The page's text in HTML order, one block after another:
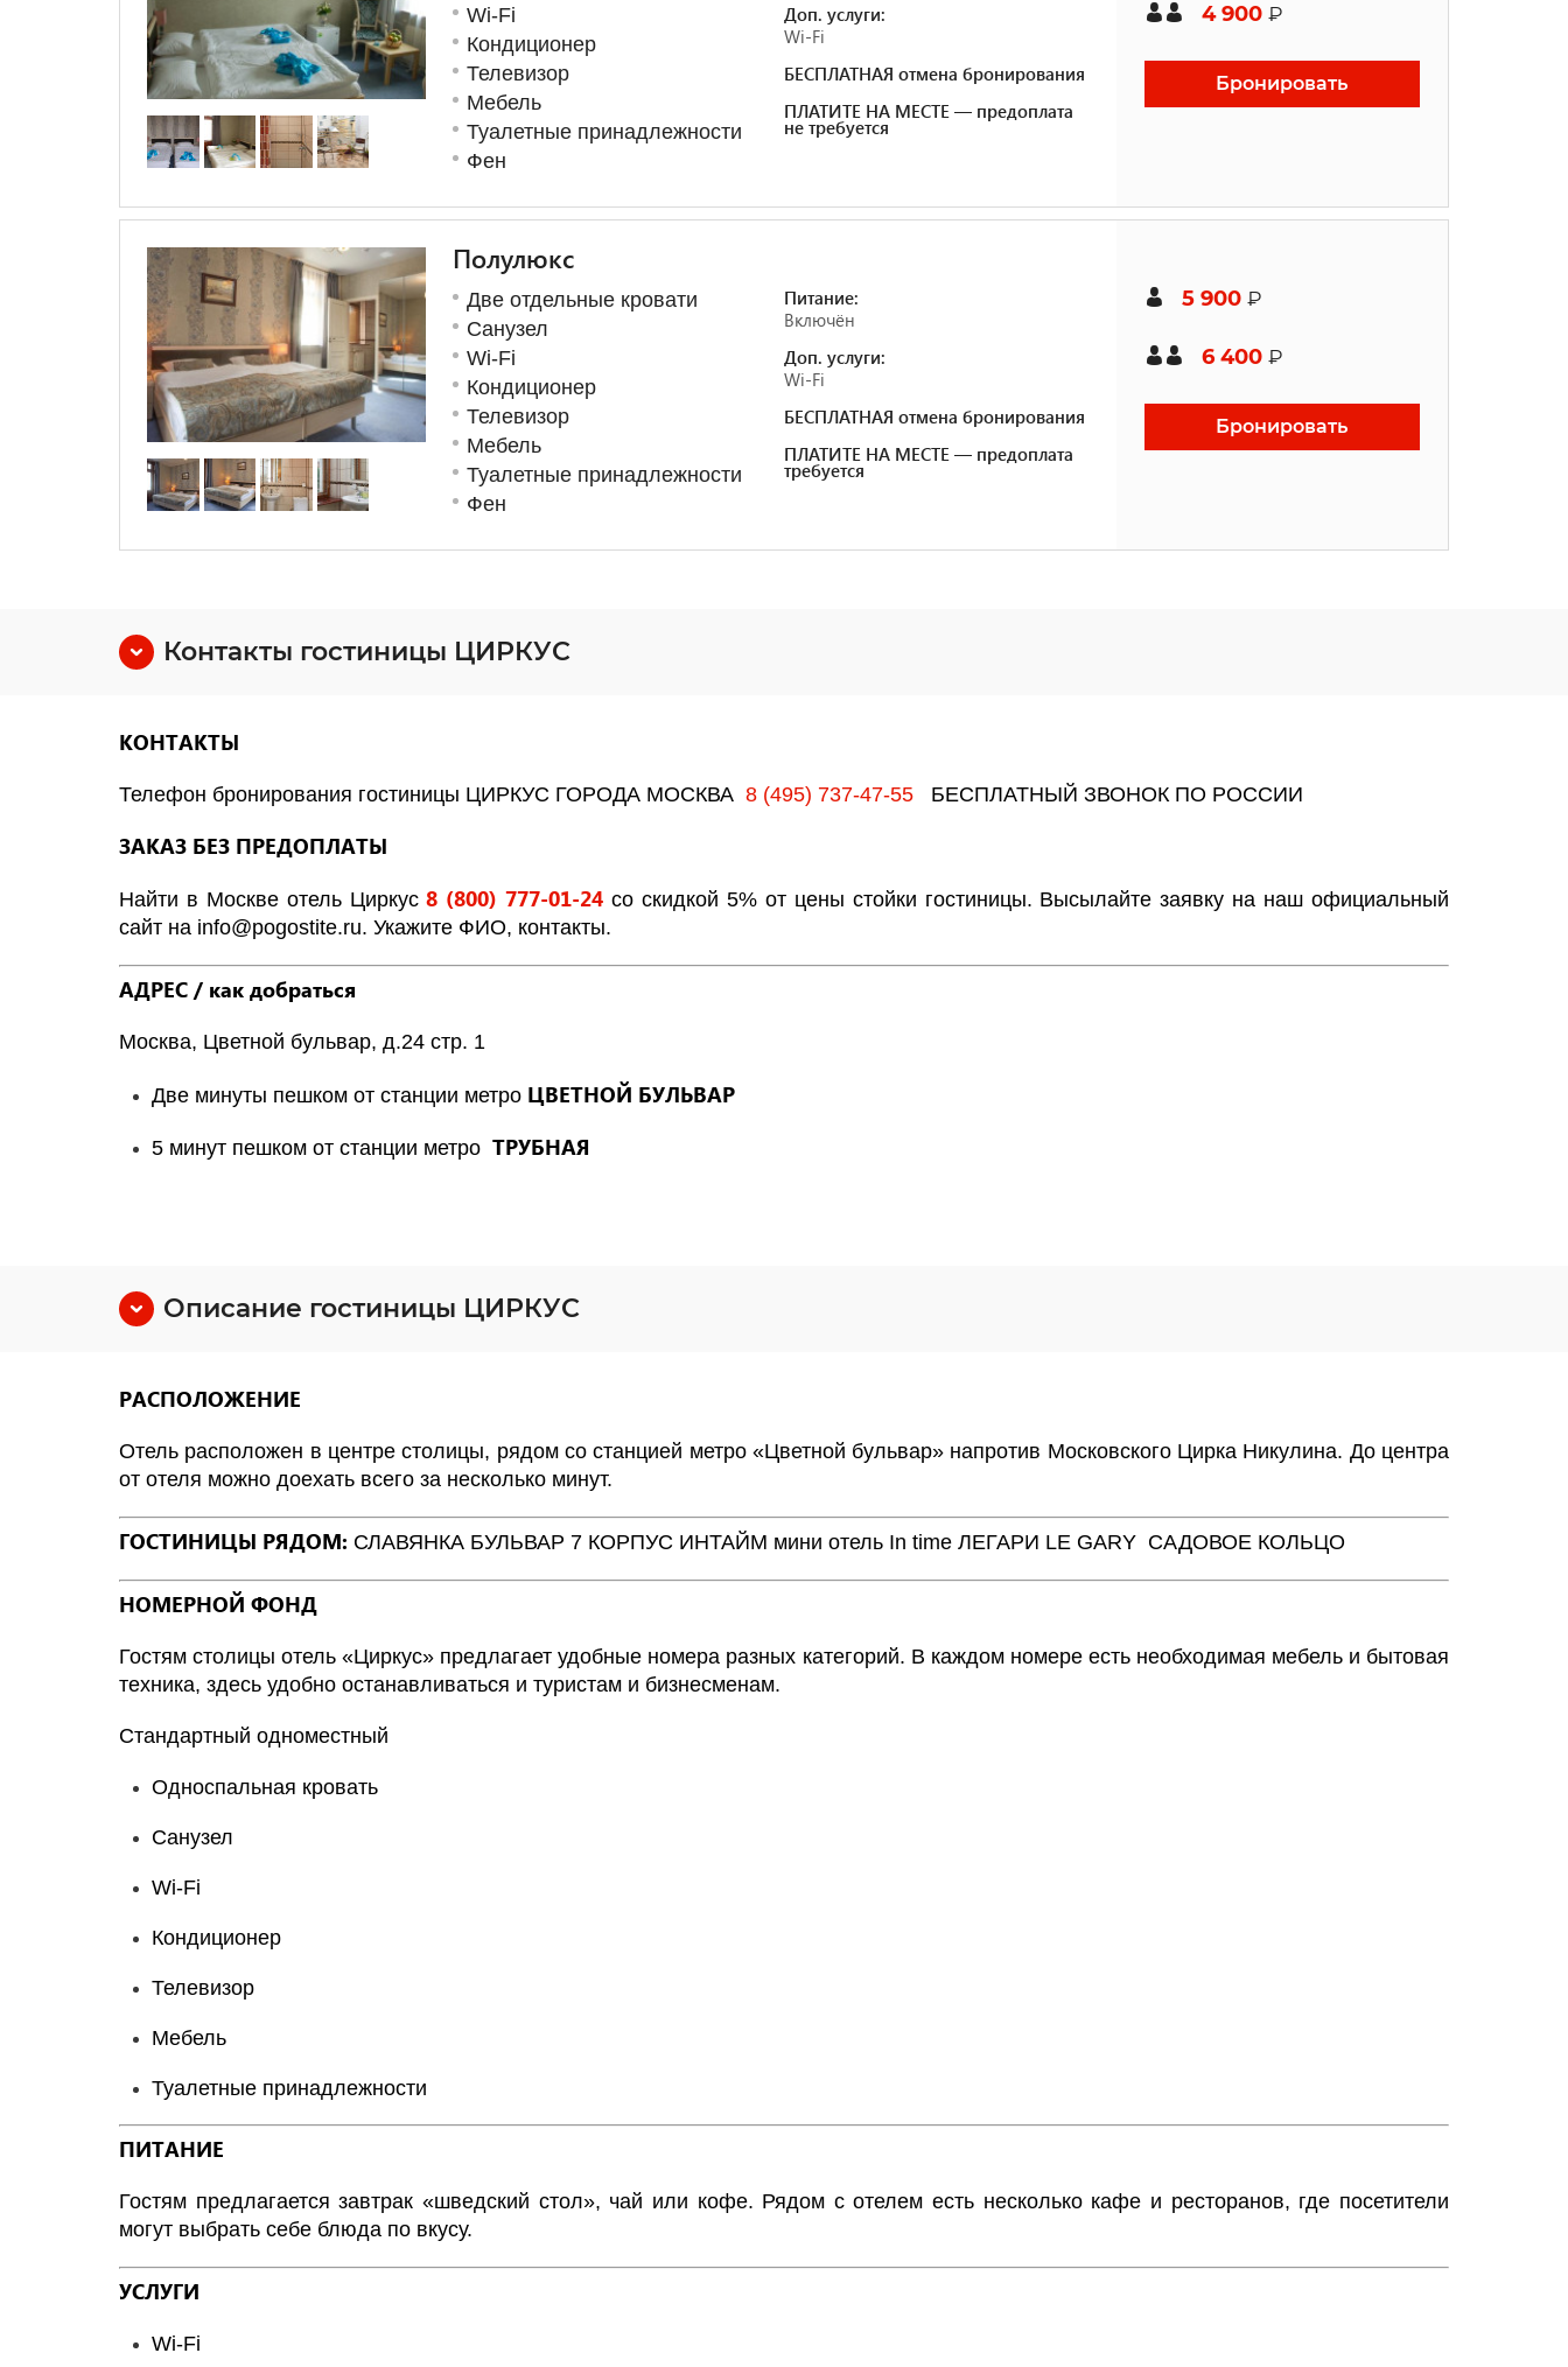
Wi-Fi
Кондиционер
Телевизор
Мебель
Туалетные принадлежности
Фен
Доп. услуги:
Wi-Fi
БЕСПЛАТНАЯ отмена бронирования
ПЛАТИТЕ НА МЕСТЕ — предоплата
не требуется
4 900 ₽
Бронировать
Полулюкс
Две отдельные кровати
Санузел
Wi-Fi
Кондиционер
Телевизор
Мебель
Туалетные принадлежности
Фен
Питание:
Включён
Доп. услуги:
Wi-Fi
БЕСПЛАТНАЯ отмена бронирования
ПЛАТИТЕ НА МЕСТЕ — предоплата
требуется
5 900 ₽
6 400 ₽
Бронировать
Контакты гостиницы ЦИРКУС
КОНТАКТЫ
Телефон бронирования гостиницы ЦИРКУС ГОРОДА МОСКВА 8 (495) 737-47-55 БЕСПЛАТНЫЙ ЗВОНОК ПО РОССИИ
ЗАКАЗ БЕЗ ПРЕДОПЛАТЫ
Найти в Москве отель Циркус8 (800) 777-01-24 со скидкой 5% от цены стойки гостиницы. Высылайте заявку на наш официальный
сайт на info@pogostite.ru. Укажите ФИО, контакты.
АДРЕС / как добраться
Москва, Цветной бульвар, д.24 стр. 1
Две минуты пешком от станции метро ЦВЕТНОЙ БУЛЬВАР
5 минут пешком от станции метро ТРУБНАЯ
Описание гостиницы ЦИРКУС
РАСПОЛОЖЕНИЕ
Отель расположен в центре столицы, рядом со станцией метро «Цветной бульвар» напротив Московского Цирка Никулина. До центра
от отеля можно доехать всего за несколько минут.
ГОСТИНИЦЫ РЯДОМ: СЛАВЯНКА БУЛЬВАР 7 КОРПУС ИНТАЙМ мини отель In time ЛЕГАРИ LE GARY САДОВОЕ КОЛЬЦО
НОМЕРНОЙ ФОНД
Гостям столицы отель «Циркус» предлагает удобные номера разных категорий. В каждом номере есть необходимая мебель и бытовая
техника, здесь удобно останавливаться и туристам и бизнесменам.
Стандартный одноместный
Односпальная кровать
Санузел
Wi-Fi
Кондиционер
Телевизор
Мебель
Туалетные принадлежности
ПИТАНИЕ
Гостям предлагается завтрак «шведский стол», чай или кофе. Рядом с отелем есть несколько кафе и ресторанов, где посетители
могут выбрать себе блюда по вкусу.
УСЛУГИ
Wi-Fi